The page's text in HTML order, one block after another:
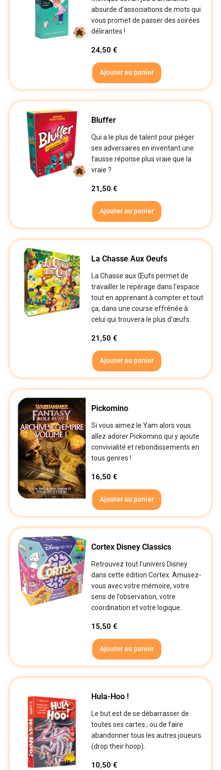
absurde d'associations de mots qui
vous promet de passer des soirées
délirantes !
24,50€
Ajouter au panier
Bluffer
Qui a le plus de talent pour piéger
ses adversaires en inventant une
fausse réponse plus vraie que la
vraie ?
21,50€
Ajouter au panier
La Chasse Aux Oeufs
La Chasse aux Œufs permet de
travailler le repérage dans l'espace
tout en apprenant à compter et tout
ça, dans une course effrénée à
celui qui trouvera le plus d'œufs.
21,50€
Ajouter au panier
Pickomino
Si vous aimez le Yam alors vous
allez adorer Pickomino qui y ajoute
convivialité et rebondissements en
tous genres !
16,50€
Ajouter au panier
Cortex Disney Classics
Retrouvez tout l’univers Disney
dans cette édition Cortex. Amusez-
vous avec votre mémoire, votre
sens de l’observation, votre
coordination et votre logique.
15,50€
Ajouter au panier
Hula-Hoo !
Le but est de se débarrasser de
toutes ses cartes ; ou de faire
abandonner tous les autres joueurs
(drop their hoop).
10,50€